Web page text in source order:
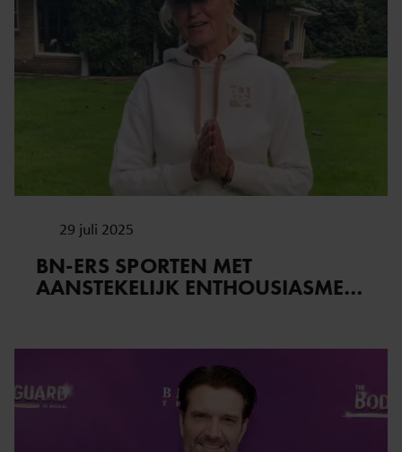
29 juli 2025
BN-ERS SPORTEN MET
AANSTEKELIJK ENTHOUSIASME…